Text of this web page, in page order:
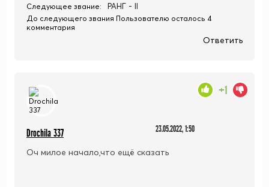
Следующее звание: РАНГ - II
До следующего звания Пользователю осталось 4
комментария
Ответить
Drochila 337 23.05.2022, 1:50
Оч милое начало,что ещё сказать
+1